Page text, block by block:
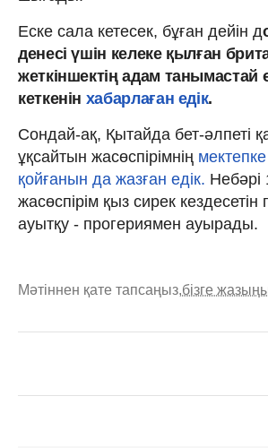
Еске сала кетесек, бұған дейін д
денесі үшін келеке қылған
жеткіншектің адам танымастай
кеткенін хабарлаған едік.
Сондай-ақ, Қытайда бет-әлпеті
ұқсайтын жасөспірімнің
қойғанын да жазған едік. Небәрі
жасөспірім қыз сирек кездесетін
ауытқу - прогериямен ауырады.
Мәтіннен қате тапсаңыз,бізге